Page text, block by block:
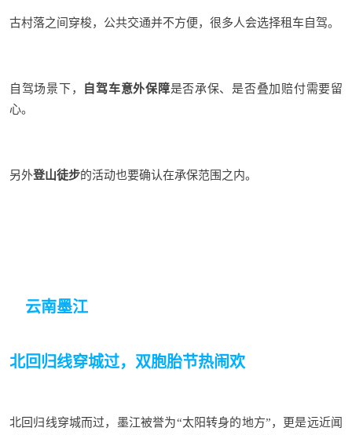
古村落之间穿梭，公共交通并不方便，很多人会选择租车自驾。
自驾场景下， 自驾车意外保障是否承保、是否叠加赔付需要留
心。
另外登山徒步的活动也要确认在承保范围之内。
云南墨江
北回归线穿城过，双胞胎节热闹欢
北回归线穿城而过，墨江被誉为“太阳转身的地方”，更是远近闻